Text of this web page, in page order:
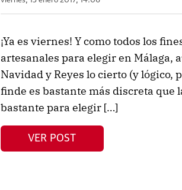
¡Ya es viernes! Y como todos los
artesanales para elegir en Málaga,
Navidad y Reyes lo cierto (y lógico,
finde es bastante más discreta que
bastante para elegir […]
VER POST